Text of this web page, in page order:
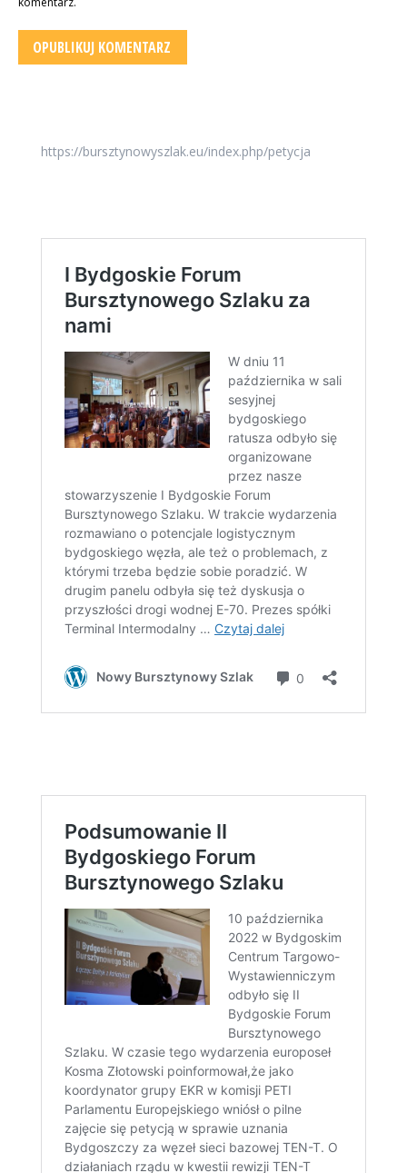
OPUBLIKUJ KOMENTARZ
https://bursztynowyszlak.eu/index.php/petycja